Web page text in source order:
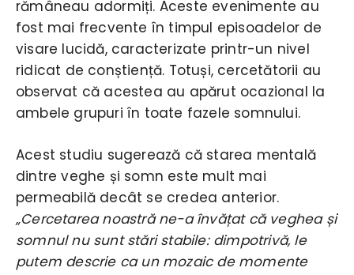
rămâneau adormiți. Aceste evenimente au
fost mai frecvente în timpul episoadelor de
visare lucidă, caracterizate printr-un nivel
ridicat de conștiență. Totuși, cercetătorii au
observat că acestea au apărut ocazional la
ambele grupuri în toate fazele somnului.
Acest studiu sugerează că starea mentală
dintre veghe și somn este mult mai
permeabilă decât se credea anterior.
„Cercetarea noastră ne-a învățat că veghea și
somnul nu sunt stări stabile: dimpotrivă, le
putem descrie ca un mozaic de momente